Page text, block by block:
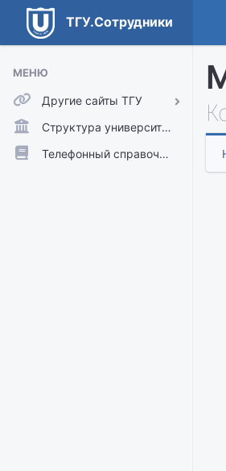
ТГУ.Сотрудники
МЕНЮ
Другие сайты ТГУ
ТГУ.Аккаунты
ТГУ.Расписание
Структура университета
Телефонный справочник